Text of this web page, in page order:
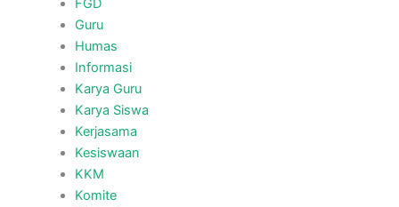
Guru
Humas
Informasi
Karya Guru
Karya Siswa
Kerjasama
Kesiswaan
KKM
Komite